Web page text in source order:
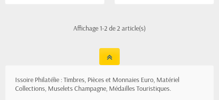
Affichage 1-2 de 2 article(s)
Issoire Philatélie : Timbres, Pièces et Monnaies Euro, Matériel
Collections, Muselets Champagne, Médailles Touristiques.